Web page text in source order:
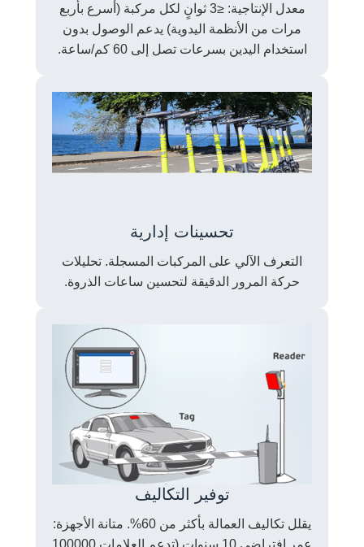
معدل الإنتاجية: ≤3 ثوانٍ لكل مركبة (أسرع بأربع
مرات من الأنظمة اليدوية) يدعم الوصول بدون
استخدام اليدين بسرعات تصل إلى 60 كم/ساعة.
تحسينات إدارية
التعرف الآلي على المركبات المسجلة. تحليلات
حركة المرور الدقيقة لتحسين ساعات الذروة.
توفير التكاليف
يقلل تكاليف العمالة بأكثر من 60%. متانة الأجهزة:
عمر افتراضي 10 سنوات (تدعم العلامات 100000